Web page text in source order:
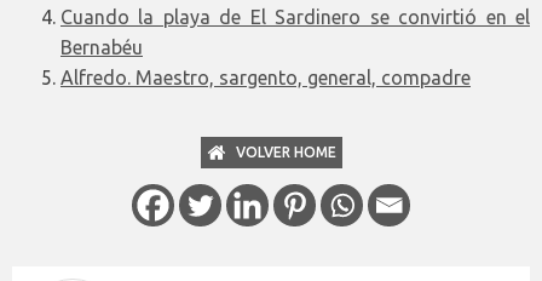
Cuando la playa de El Sardinero se convirtió en el
Bernabéu
Alfredo. Maestro, sargento, general, compadre
VOLVER HOME